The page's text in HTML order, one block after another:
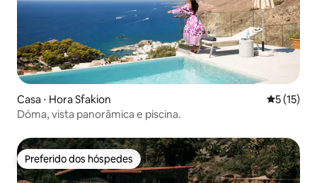
Casa ⋅ Hora Sfakion 5 de uma
5 (15)
Dóma, vista panorâmica e piscina.
Preferido dos hóspedes
Preferido dos hóspedes